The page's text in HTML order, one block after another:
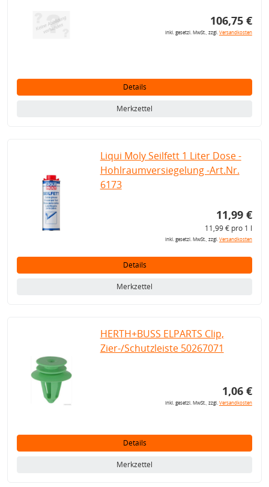
106,75 €
inkl. gesetzl. MwSt., zzgl.Versandkosten
Details
Merkzettel
Liqui Moly Seilfett 1 Liter Dose -
Hohlraumversiegelung -Art.Nr.
6173
11,99 €
11,99 € pro 1 l
inkl. gesetzl. MwSt., zzgl.Versandkosten
Details
Merkzettel
HERTH+BUSS ELPARTS Clip,
Zier-/Schutzleiste 50267071
1,06 €
inkl. gesetzl. MwSt., zzgl.Versandkosten
Details
Merkzettel